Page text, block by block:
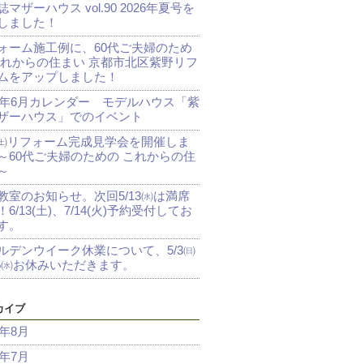
マザーハウス vol.90 2026年夏号を
ました！
ーム施工例に、60代ご夫婦のため
からの住まい 京都市北区紫野リフ
をアップしました！
6月カレンダー モデルハウス「紫
ーハウス」でのイベント
リフォーム完成見学会を開催しま
60代ご夫婦のための これからの住
室のお知らせ。次回5/13㈬は満席
6/13(土)、7/14(火)予約受付してお
。
デンウイーク休業について、5/3㈰
お休みいただきます。
イブ
8月
7月